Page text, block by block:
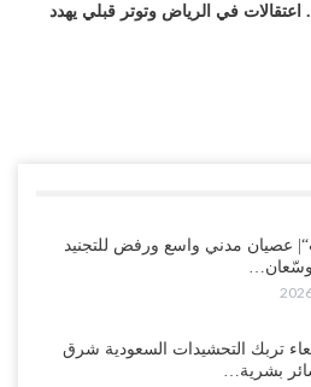
في الرياض وتوتر قبلي يهدد
انتشار فصيل “مكافحة الإرهاب”
مدير مكتب العليمي.. هل دخلت سلطة
عصيان مدني واسع ورفض للتجنيد
تربك التحشيدات السعودية شرق
بشرية…